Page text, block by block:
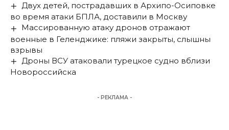
Двух детей, пострадавших в Архипо-Осиповке
во время атаки БПЛА, доставили в Москву
Массированную атаку дронов отражают
военные в Геленджике: пляжи закрыты, слышны
взрывы
Дроны ВСУ атаковали турецкое судно вблизи
Новороссийска
- РЕКЛАМА -